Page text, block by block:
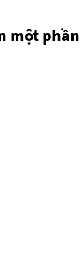
một phần